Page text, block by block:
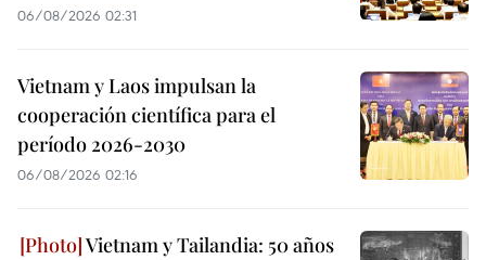
06/08/2026 02:31
Vietnam y Laos impulsan la
cooperación científica para el
período 2026-2030
06/08/2026 02:16
Vietnam y Tailandia: 50 años